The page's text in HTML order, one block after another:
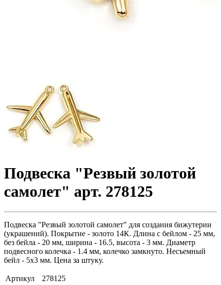
Подвеска "Резвый золотой
самолет" арт. 278125
Подвеска "Резвый золотой самолет" для создания бижутерии
(украшений). Покрытие - золото 14К. Длина с бейлом - 25 мм,
без бейла - 20 мм, ширина - 16.5, высота - 3 мм. Диаметр
подвесного колечка - 1.4 мм, колечко замкнуто. Несъемный
бейл - 5х3 мм. Цена за штуку.
Артикул
278125